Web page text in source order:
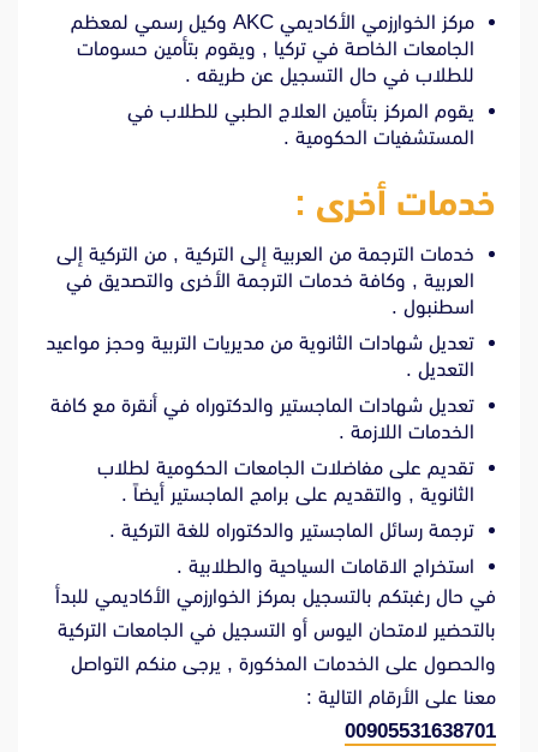
مركز الخوارزمي الأكاديمي AKC وكيل رسمي لمعظم
الجامعات الخاصة في تركيا , ويقوم بتأمين حسومات
للطلاب في حال التسجيل عن طريقه .
يقوم المركز بتأمين العلاج الطبي للطلاب في
المستشفيات الحكومية .
خدمات أخرى :
خدمات الترجمة من العربية إلى التركية , من التركية إلى
العربية , وكافة خدمات الترجمة الأخرى والتصديق في
اسطنبول .
تعديل شهادات الثانوية من مديريات التربية وحجز مواعيد
التعديل .
تعديل شهادات الماجستير والدكتوراه في أنقرة مع كافة
الخدمات اللازمة .
تقديم على مفاضلات الجامعات الحكومية لطلاب
الثانوية , والتقديم على برامج الماجستير أيضاً .
ترجمة رسائل الماجستير والدكتوراه للغة التركية .
استخراج الاقامات السياحية والطلابية .
في حال رغبتكم بالتسجيل بمركز الخوارزمي الأكاديمي للبدأ
بالتحضير لامتحان اليوس أو التسجيل في الجامعات التركية
والحصول على الخدمات المذكورة , يرجى منكم التواصل
معنا على الأرقام التالية :
00905531638701